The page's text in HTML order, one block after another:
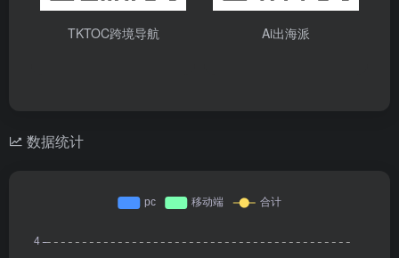
TKTOC跨境导航 Ai出海派
数据统计